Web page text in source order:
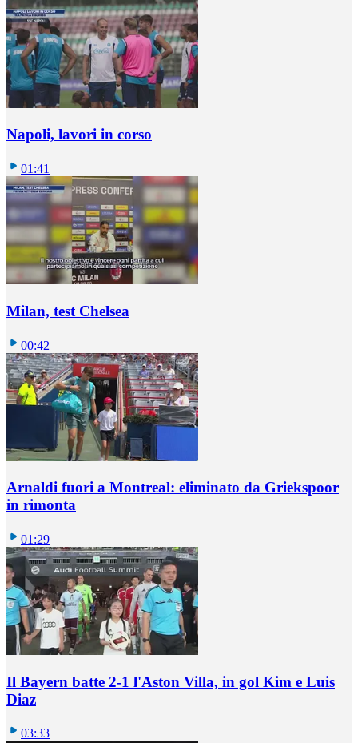
Napoli, lavori in corso
01:41
Milan, test Chelsea
00:42
Arnaldi fuori a Montreal: eliminato da Griekspoor
in rimonta
01:29
Il Bayern batte 2-1 l'Aston Villa, in gol Kim e Luis
Diaz
03:33